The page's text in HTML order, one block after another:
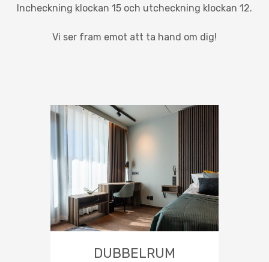
Incheckning klockan 15 och utcheckning klockan 12.
Vi ser fram emot att ta hand om dig!
DUBBELRUM